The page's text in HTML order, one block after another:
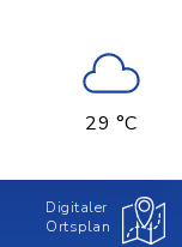
29 °C
Digitaler
Ortsplan